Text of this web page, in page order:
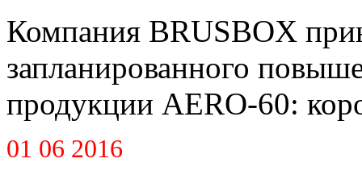
Компания BRUSBOX
запланированного
продукции AERO-60:
01 06 2016